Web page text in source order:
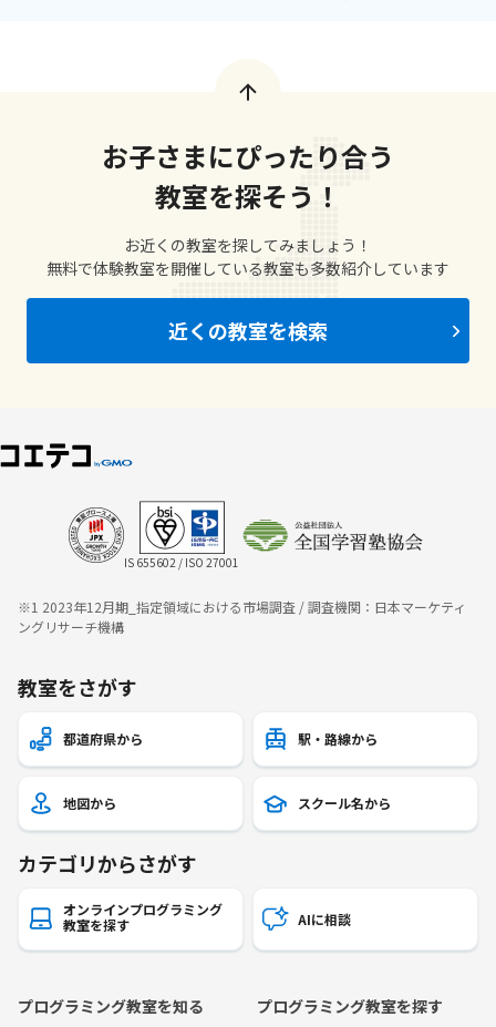
お子さまにぴったり合う
教室を探そう！
お近くの教室を探してみましょう！
無料で体験教室を開催している教室も多数紹介しています
近くの教室を検索
IS 655602 / ISO 27001
※1 2023年12月期_指定領域における市場調査 / 調査機関：日本マーケティ
ングリサーチ機構
教室をさがす
都道府県から 駅・路線から
地図から スクール名から
カテゴリからさがす
オンラインプログラミング
教室を探す
AIに相談
プログラミング教室を知る プログラミング教室を探す